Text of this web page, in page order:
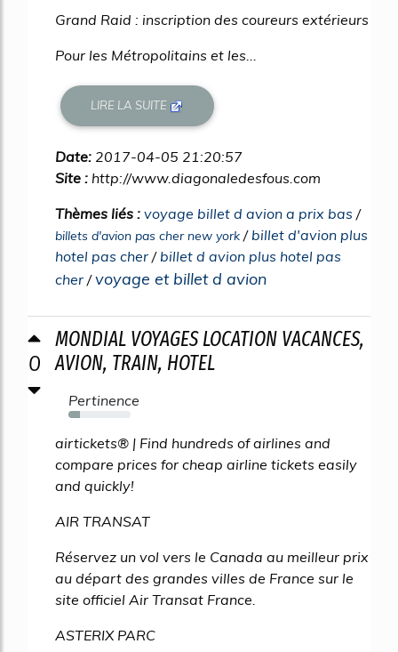
Grand Raid : inscription des coureurs extérieurs
Pour les Métropolitains et les...
LIRE LA SUITE
Date: 2017-04-05 21:20:57
Site : http://www.diagonaledesfous.com
Thèmes liés : voyage billet d avion a prix bas /
billets d'avion pas cher new york / billet d'avion plus
hotel pas cher / billet d avion plus hotel pas
cher /voyage et billet d avion
0
MONDIAL VOYAGES LOCATION VACANCES,
AVION, TRAIN, HOTEL
Pertinence
19%
airtickets® | Find hundreds of airlines and
compare prices for cheap airline tickets easily
and quickly!
AIR TRANSAT
Réservez un vol vers le Canada au meilleur prix
au départ des grandes villes de France sur le
site officiel Air Transat France.
ASTERIX PARC